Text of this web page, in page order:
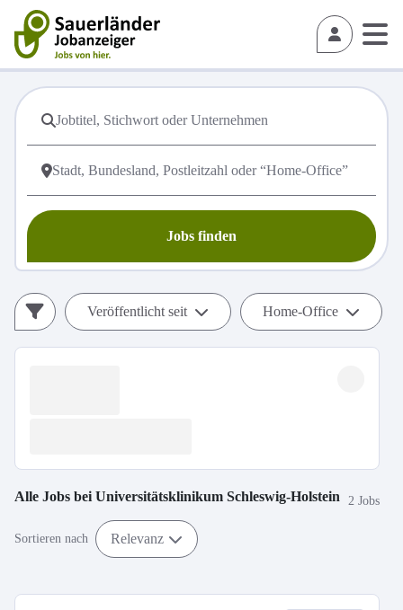
Jobs finden
Veröffentlicht seit Home-Office
Alle Jobs bei Universitätsklinikum Schleswig-Holstein 2 Jobs
Sortieren nach Relevanz